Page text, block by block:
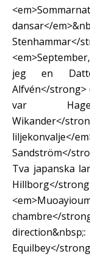
dansar</
jeg en
Alfvén</strong>
var Hage</
Wikander</
Sandström</
Tva japanska
Hillborg</
chambre</
Equilbey</